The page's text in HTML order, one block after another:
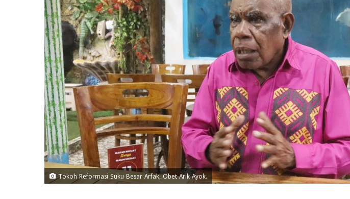
Tokoh Reformasi Suku Besar Arfak, Obet Arik Ayok.